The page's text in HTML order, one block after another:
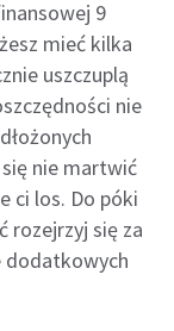
9
mieć kilka
uszczuplą
nie
nie martwić
ci los. Do póki
rozejrzyj się za
dodatkowych